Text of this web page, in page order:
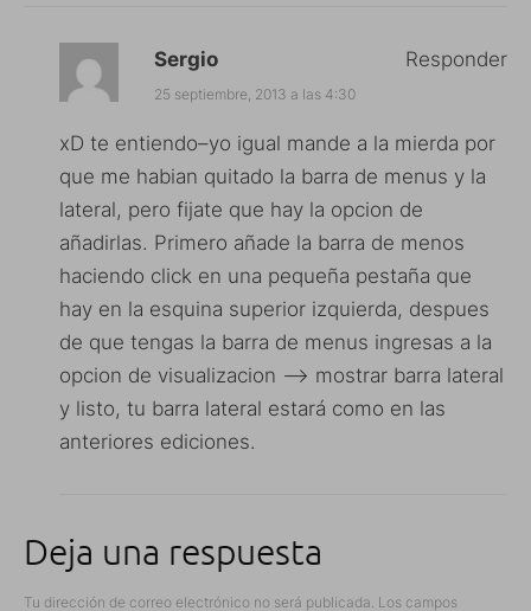
Sergio
25 septiembre, 2013 a las 4:30
xD te entiendo–yo igual mande a la mierda por
que me habian quitado la barra de menus y la
lateral, pero fijate que hay la opcion de
añadirlas. Primero añade la barra de menos
haciendo click en una pequeña pestaña que
hay en la esquina superior izquierda, despues
de que tengas la barra de menus ingresas a la
opcion de visualizacion –> mostrar barra lateral
y listo, tu barra lateral estará como en las
anteriores ediciones.
Responder
Deja una respuesta
Tu dirección de correo electrónico no será publicada. Los campos